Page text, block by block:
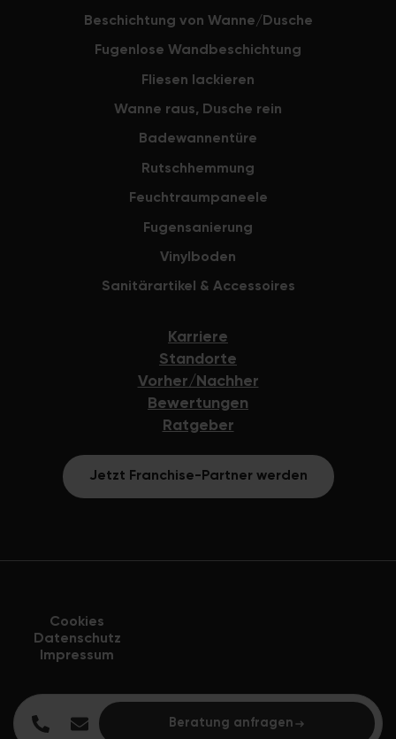
Beschichtung von Wanne/Dusche
Fugenlose Wandbeschichtung
Fliesen lackieren
Wanne raus, Dusche rein
Badewannentüre
Rutschhemmung
Feuchtraumpaneele
Fugensanierung
Vinylboden
Sanitärartikel & Accessoires
Karriere
Standorte
Vorher/Nachher
Bewertungen
Ratgeber
Jetzt Franchise-Partner werden
Cookies
Datenschutz
Impressum
Beratung anfragen